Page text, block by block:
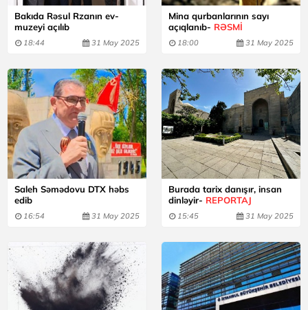
Bakıda Rəsul Rzanın ev-
muzeyi açılıb
18:44 31 May 2025
Mina qurbanlarının sayı
açıqlanıb- RƏSMİ
18:00 31 May 2025
Saleh Səmədovu DTX həbs
edib
16:54 31 May 2025
Burada tarix danışır, insan
dinləyir- REPORTAJ
15:45 31 May 2025